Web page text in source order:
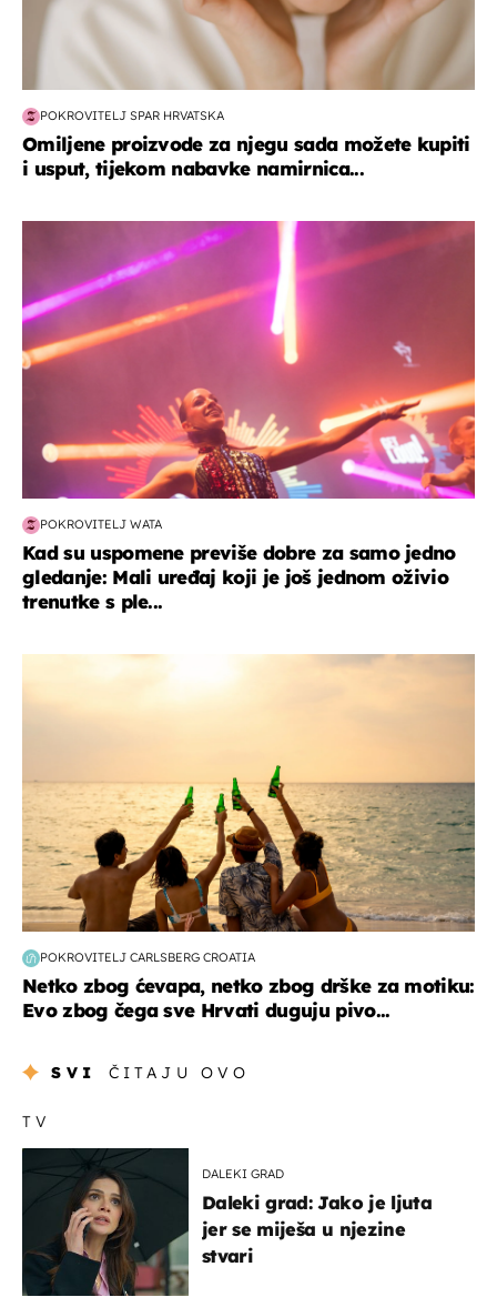
POKROVITELJ SPAR HRVATSKA
Omiljene proizvode za njegu sada možete kupiti
i usput, tijekom nabavke namirnica...
POKROVITELJ WATA
Kad su uspomene previše dobre za samo jedno
gledanje: Mali uređaj koji je još jednom oživio
trenutke s ple...
POKROVITELJ CARLSBERG CROATIA
Netko zbog ćevapa, netko zbog drške za motiku:
Evo zbog čega sve Hrvati duguju pivo...
SVI ČITAJU OVO
TV
DALEKI GRAD
Daleki grad: Jako je ljuta
jer se miješa u njezine
stvari